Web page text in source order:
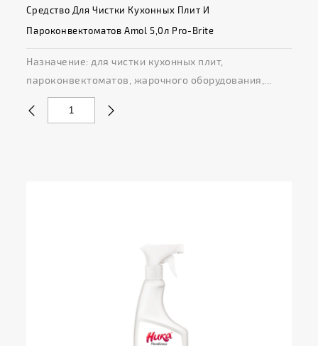
Средство Для Чистки Кухонных Плит И
Пароконвектоматов Amol 5,0л Pro-Brite
Назначение: для чистки кухонных плит,
пароконвектоматов, жарочного оборудования,...